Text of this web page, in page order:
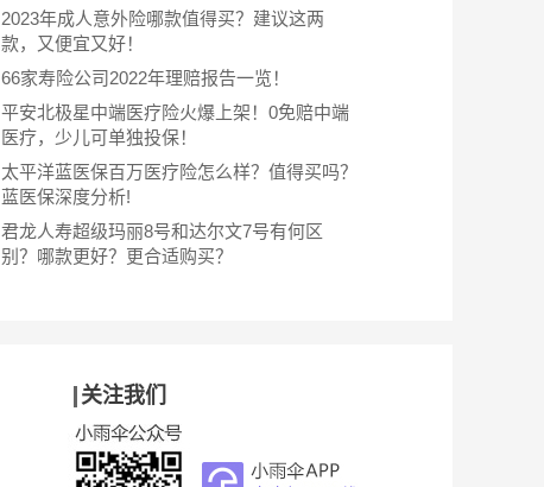
2023年成人意外险哪款值得买？建议这两
款，又便宜又好！
66家寿险公司2022年理赔报告一览！
平安北极星中端医疗险火爆上架！0免赔中端
医疗，少儿可单独投保！
太平洋蓝医保百万医疗险怎么样？值得买吗？
蓝医保深度分析!
君龙人寿超级玛丽8号和达尔文7号有何区
别？哪款更好？更合适购买？
关注我们